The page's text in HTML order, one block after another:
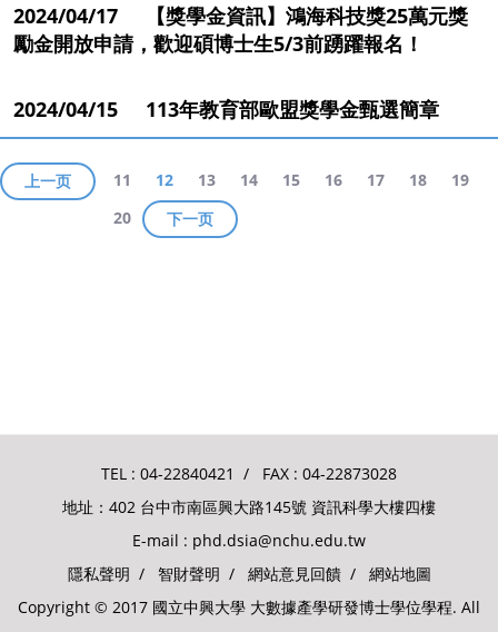
2024/04/17 【獎學金資訊】鴻海科技獎25萬元獎
勵金開放申請，歡迎碩博士生5/3前踴躍報名！
2024/04/15 113年教育部歐盟獎學金甄選簡章
上一页 11 12 13 14 15 16 17 18
19
20
下一页
TEL : 04-22840421 / FAX : 04-22873028
地址：402 台中市南區興大路145號 資訊科學大樓四樓
E-mail : phd.dsia@nchu.edu.tw
隱私聲明 / 智財聲明 / 網站意見回饋/ 網站地圖
Copyright © 2017 國立中興大學 大數據產學研發博士學位學程. All